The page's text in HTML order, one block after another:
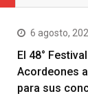
6 agosto,
El 48°
Acordeones
para sus